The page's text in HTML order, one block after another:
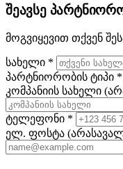
შეავსე
მოგვიყევით თქვენ
სახელი *
პარტნიორობის ტიპი *
კომპანიის სახელი
ტელეფონი *
ელ. ფოსტა